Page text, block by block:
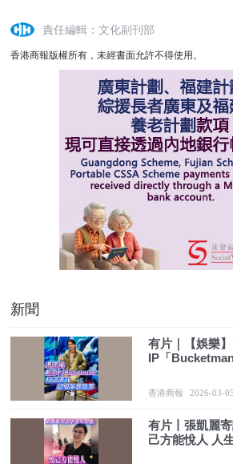
責任編輯：文化副刊部
香港商報版權所有，未經書面允許不得使用。
新聞
有片｜【娛樂
IP「
香港商報 2026-03-05
有片丨張凱麗
己方能悅人 人